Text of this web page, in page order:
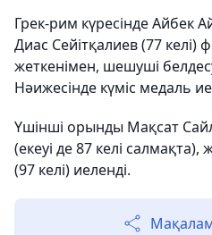
Грек-рим күресінде Айбек
Диас Сейітқалиев (77 келі)
жеткенімен, шешуші
Нәижесінде күміс медаль
Үшінші орынды Мақсат
(екеуі де 87 келі
(97 келі) иеленді.